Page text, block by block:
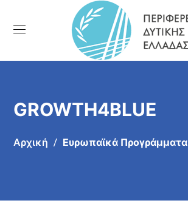
GROWTH4BLUE
Αρχική Ευρωπαϊκά Προγράμματα